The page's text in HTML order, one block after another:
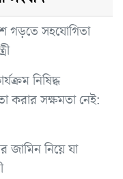
গড়তে সহযোগিতা
নিষিদ্ধ
করার সক্ষমতা নেই:
জামিন নিয়ে যা